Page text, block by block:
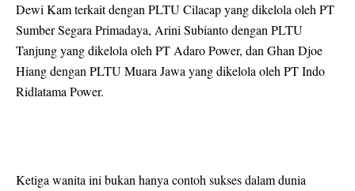
Dewi Kam terkait dengan PLTU Cilacap yang dikelola oleh PT
Sumber Segara Primadaya, Arini Subianto dengan PLTU
Tanjung yang dikelola oleh PT Adaro Power, dan Ghan Djoe
Hiang dengan PLTU Muara Jawa yang dikelola oleh PT Indo
Ridlatama Power.
Ketiga wanita ini bukan hanya contoh sukses dalam dunia